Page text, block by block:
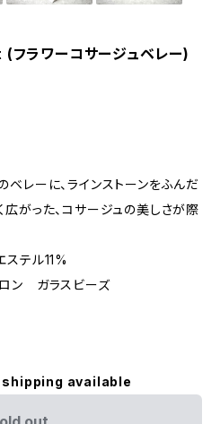
ワーコサージュベレー)
レーに、ラインストーンをふんだ
がった、コサージュの美しさが際
テル11%
ン ガラスビーズ
available